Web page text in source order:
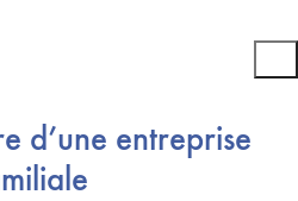
d’une entreprise